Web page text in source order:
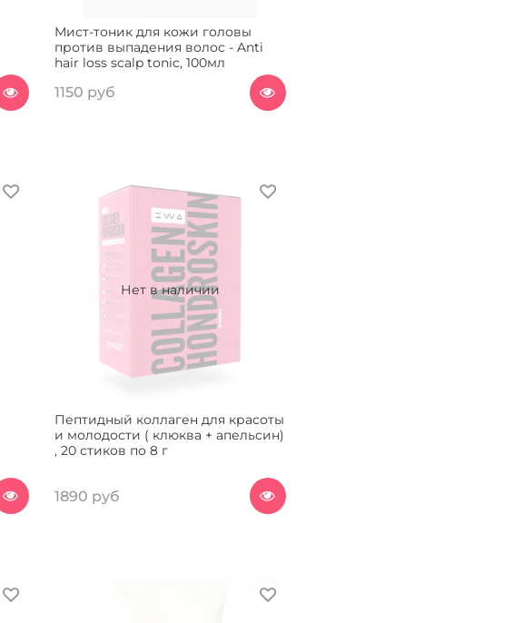
Мист-тоник для кожи головы
против выпадения волос - Anti
hair loss scalp tonic, 100мл
1150 руб
Нет в наличии
Пептидный коллаген для красоты
и молодости ( клюква + апельсин)
, 20 стиков по 8 г
1890 руб